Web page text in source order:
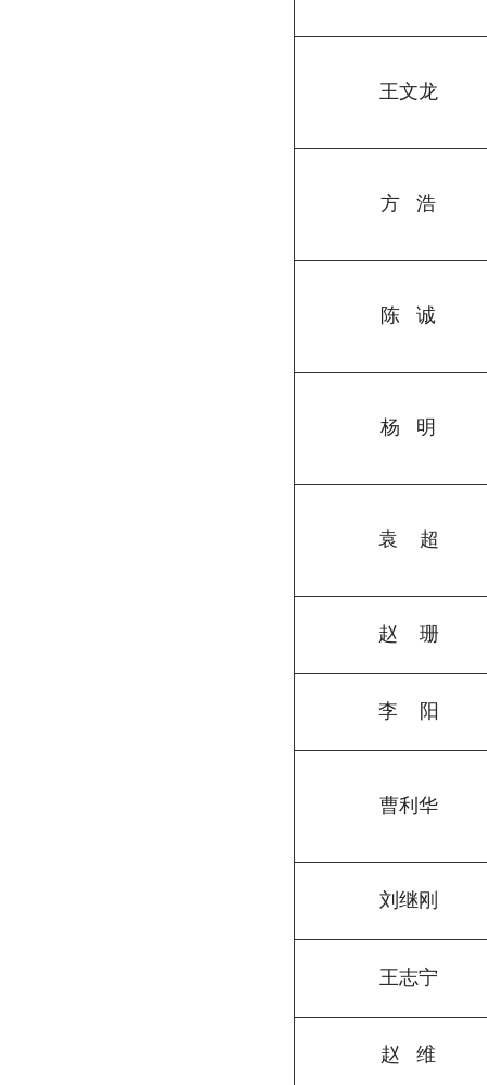
王文龙
方 浩
陈 诚
杨 明
袁 超
赵 珊
李 阳
曹利华
刘继刚
王志宁
赵 维